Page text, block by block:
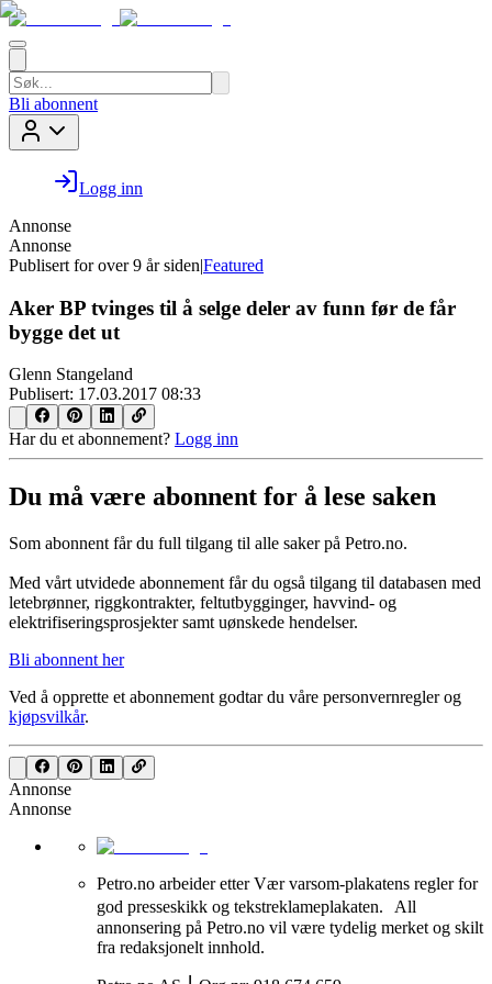
Bli abonnent
Logg inn
Annonse
Annonse
Publisert for over 9 år siden|Featured
Aker BP tvinges til å selge deler av funn før de får
bygge det ut
Glenn Stangeland
Publisert: 17.03.2017 08:33
Har du et abonnement? Logg inn
Du må være abonnent for å lese saken
Som abonnent får du full tilgang til alle saker på Petro.no.
Med vårt utvidede abonnement får du også tilgang til databasen med
letebrønner, riggkontrakter, feltutbygginger, havvind- og
elektrifiseringsprosjekter samt uønskede hendelser.
Bli abonnent her
Ved å opprette et abonnement godtar du våre personvernreglerog
kjøpsvilkår.
Annonse
Annonse
Petro.no arbeider etter Vær varsom-plakatens regler for
god presseskikk og tekstreklameplakaten. All
annonsering på Petro.no vil være tydelig merket og skilt
fra redaksjonelt innhold.